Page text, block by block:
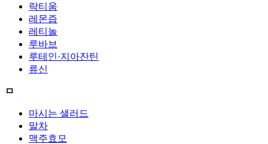
락티움
레몬즙
레티놀
루바브
루테인·지아잔틴
류신
ㅁ
마시는 샐러드
말차
맥주효모